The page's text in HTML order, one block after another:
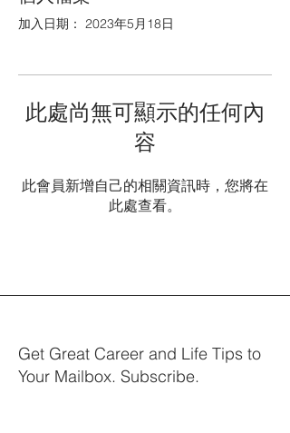
加入日期： 2023年5月18日
此處尚無可顯示的任何內
容
此會員新增自己的相關資訊時，您將在
此處查看。
Get Great Career and Life Tips to
Your Mailbox. Subscribe.